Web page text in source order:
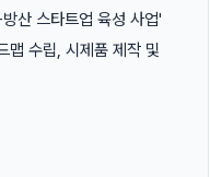
산 스타트업 육성 사업'
맵 수립, 시제품 제작 및